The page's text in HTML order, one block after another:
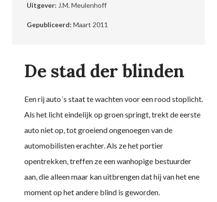
Uitgever: J.M. Meulenhoff
Gepubliceerd: Maart 2011
De stad der blinden
Een rij auto´s staat te wachten voor een rood stoplicht.
Als het licht eindelijk op groen springt, trekt de eerste
auto niet op, tot groeiend ongenoegen van de
automobilisten erachter. Als ze het portier
opentrekken, treffen ze een wanhopige bestuurder
aan, die alleen maar kan uitbrengen dat hij van het ene
moment op het andere blind is geworden.